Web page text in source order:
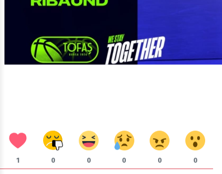
1 0 0 0 0 0